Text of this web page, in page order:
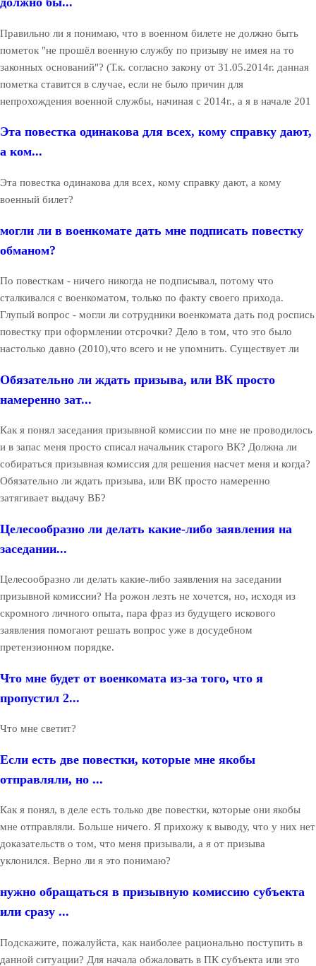
Правильно ли я понимаю, что в военном билете не должно быть
пометок "не прошёл военную службу по призыву не имея на то
законных оснований"? (Т.к. согласно закону от 31.05.2014г. данная
пометка ставится в случае, если не было причин для
непрохождения военной службы, начиная с 2014г., а я в начале 201
Эта повестка одинакова для всех, кому справку дают,
а ком...
Эта повестка одинакова для всех, кому справку дают, а кому
военный билет?
могли ли в военкомате дать мне подписать повестку
обманом?
По повесткам - ничего никогда не подписывал, потому что
сталкивался с военкоматом, только по факту своего прихода.
Глупый вопрос - могли ли сотрудники военкомата дать под роспись
повестку при оформлении отсрочки? Дело в том, что это было
настолько давно (2010),что всего и не упомнить. Существует ли
Обязательно ли ждать призыва, или ВК просто
намеренно зат...
Как я понял заседания призывной комиссии по мне не проводилось
и в запас меня просто списал начальник старого ВК? Должна ли
собираться призывная комиссия для решения насчет меня и когда?
Обязательно ли ждать призыва, или ВК просто намеренно
затягивает выдачу ВБ?
Целесообразно ли делать какие-либо заявления на
заседании...
Целесообразно ли делать какие-либо заявления на заседании
призывной комиссии? На рожон лезть не хочется, но, исходя из
скромного личного опыта, пара фраз из будущего искового
заявления помогают решать вопрос уже в досудебном
претензионном порядке.
Что мне будет от военкомата из-за того, что я
пропустил 2...
Что мне светит?
Если есть две повестки, которые мне якобы
отправляли, но ...
Как я понял, в деле есть только две повестки, которые они якобы
мне отправляли. Больше ничего. Я прихожу к выводу, что у них нет
доказательств о том, что меня призывали, а я от призыва
уклонился. Верно ли я это понимаю?
нужно обращаться в призывную комиссию субъекта
или сразу ...
Подскажите, пожалуйста, как наиболее рационально поступить в
данной ситуации? Для начала обжаловать в ПК субъекта или это